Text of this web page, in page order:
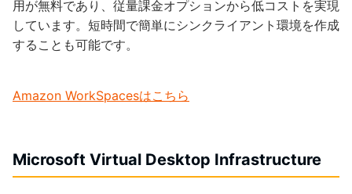
用が無料であり、従量課金オプションから低コストを実現
しています。短時間で簡単にシンクライアント環境を作成
することも可能です。
Amazon WorkSpacesはこちら
Microsoft Virtual Desktop Infrastructure